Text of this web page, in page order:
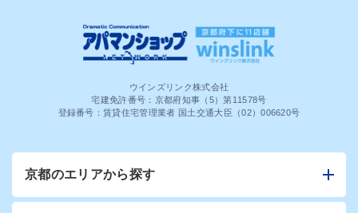
ウインズリンク株式会社
宅建免許番号：京都府知事（5）第11578号
登録番号：賃貸住宅管理業者 国土交通大臣（02）006620号
京都のエリアから探す